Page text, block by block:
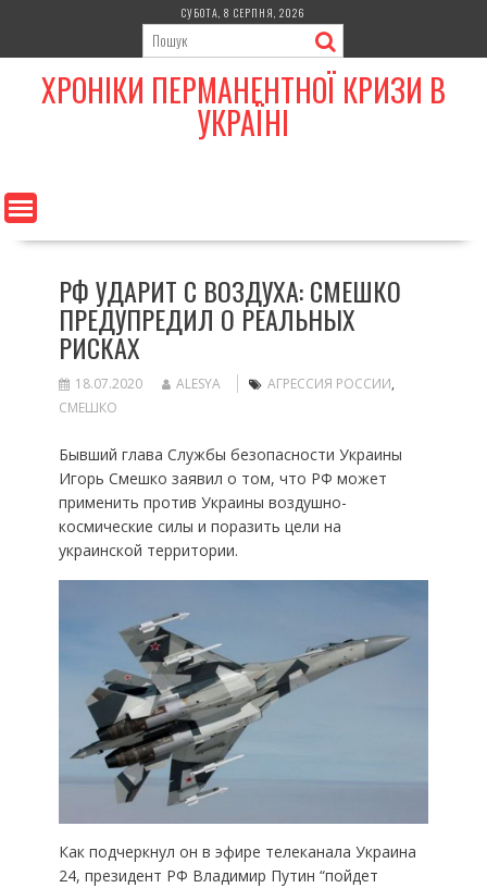
content
СУБОТА, 8 СЕРПНЯ, 2026
ХРОНІКИ ПЕРМАНЕНТНОЇ КРИЗИ В
УКРАЇНІ
РФ УДАРИТ С ВОЗДУХА: СМЕШКО
ПРЕДУПРЕДИЛ О РЕАЛЬНЫХ
РИСКАХ
18.07.2020 ALESYA АГРЕССИЯ РОССИИ,
СМЕШКО
Бывший глава Службы безопасности Украины
Игорь Смешко заявил о том, что РФ может
применить против Украины воздушно-
космические силы и поразить цели на
украинской территории.
Как подчеркнул он в эфире телеканала Украина
24, президент РФ Владимир Путин “пойдет